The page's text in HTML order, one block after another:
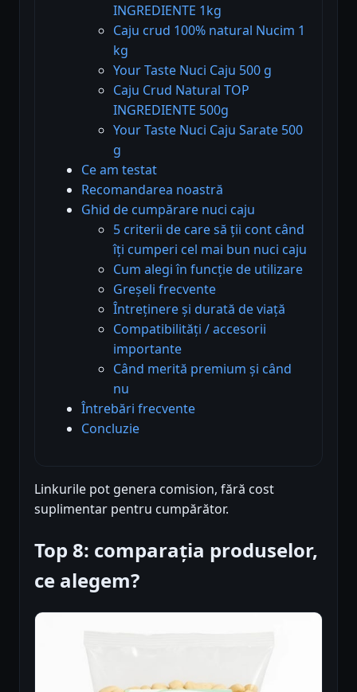
INGREDIENTE 1kg
Caju crud 100% natural Nucim 1
kg
Your Taste Nuci Caju 500 g
Caju Crud Natural TOP
INGREDIENTE 500g
Your Taste Nuci Caju Sarate 500
g
Ce am testat
Recomandarea noastră
Ghid de cumpărare nuci caju
5 criterii de care să ții cont când
îți cumperi cel mai bun nuci caju
Cum alegi în funcție de utilizare
Greșeli frecvente
Întreținere și durată de viață
Compatibilități / accesorii
importante
Când merită premium și când
nu
Întrebări frecvente
Concluzie
Linkurile pot genera comision, fără cost
suplimentar pentru cumpărător.
Top 8: comparația produselor,
ce alegem?